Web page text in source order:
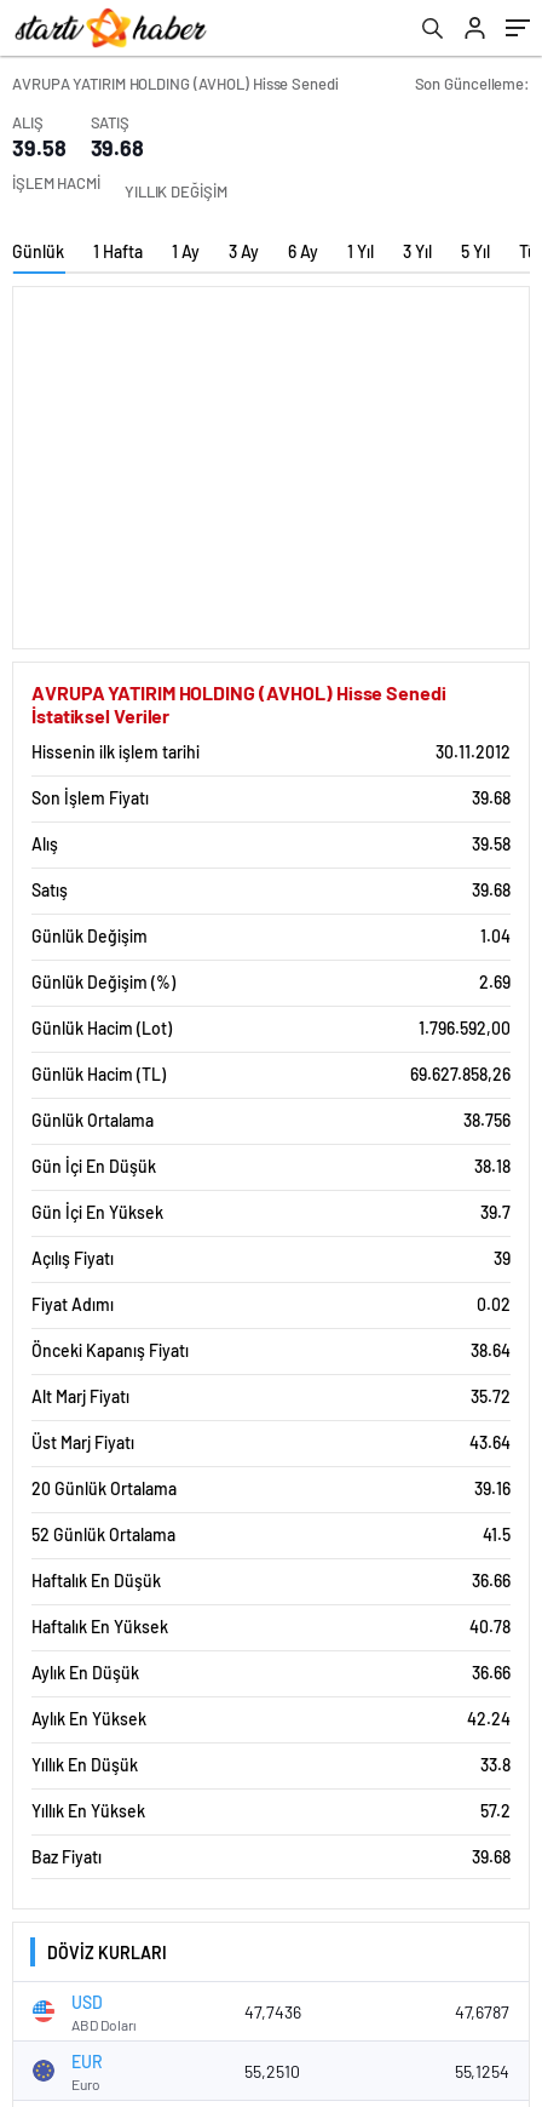
AVRUPA YATIRIM HOLDING (AVHOL) Hisse Senedi
Son Güncelleme:
ALIŞ
39.58
SATIŞ
39.68
İŞLEM HACMİ YILLIK DEĞİŞİM
Günlük 1 Hafta 1 Ay 3 Ay 6 Ay 1 Yıl 3 Yıl 5 Yıl
AVRUPA YATIRIM HOLDING (AVHOL) Hisse Senedi
İstatiksel Veriler
Hissenin ilk işlem tarihi 30.11.2012
Son İşlem Fiyatı 39.68
Alış 39.58
Satış 39.68
Günlük Değişim 1.04
Günlük Değişim (%) 2.69
Günlük Hacim (Lot) 1.796.592,00
Günlük Hacim (TL) 69.627.858,26
Günlük Ortalama 38.756
Gün İçi En Düşük 38.18
Gün İçi En Yüksek 39.7
Açılış Fiyatı 39
Fiyat Adımı 0.02
Önceki Kapanış Fiyatı 38.64
Alt Marj Fiyatı 35.72
Üst Marj Fiyatı 43.64
20 Günlük Ortalama 39.16
52 Günlük Ortalama 41.5
Haftalık En Düşük 36.66
Haftalık En Yüksek 40.78
Aylık En Düşük 36.66
Aylık En Yüksek 42.24
Yıllık En Düşük 33.8
Yıllık En Yüksek 57.2
Baz Fiyatı 39.68
DÖVİZ KURLARI
USD
ABD Doları
47,7436 47,6787
EUR
Euro
55,2510 55,1254